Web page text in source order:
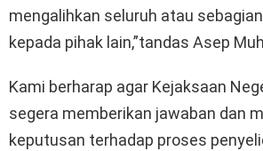
mengalihkan seluruh atau
kepada pihak lain,”tandas Asep
Kami berharap agar Kejaksaan
segera memberikan jawaban dan
keputusan terhadap proses